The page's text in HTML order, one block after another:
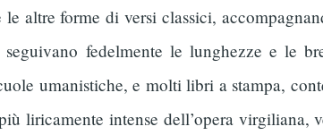
altre forme di versi classici,
fedelmente le lunghezze e le
umanistiche, e molti libri a stampa,
liricamente intense dell’opera virgiliana,